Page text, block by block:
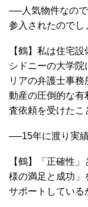
──人気物件なの
参入されたのでし
【鶴】私は住宅
シドニーの大学
リアの弁護士事
動産の圧倒的な有
査依頼を受けたこ
──15年に渡り実
【鶴】「正確性
様の満足と成功」
サポートしている